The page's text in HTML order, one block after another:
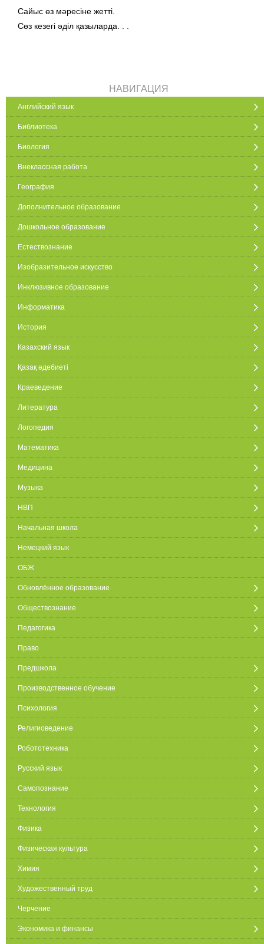
Сайыс өз мәресіне жетті.
Сөз кезегі әділ қазыларда. . .
НАВИГАЦИЯ
Английский язык
Библиотека
Биология
Внеклассная работа
География
Дополнительное образование
Дошкольное образование
Естествознание
Изобразительное искусство
Инклюзивное образование
Информатика
История
Казахский язык
Қазақ әдебиеті
Краеведение
Литература
Логопедия
Математика
Медицина
Музыка
НВП
Начальная школа
Немецкий язык
ОБЖ
Обновлённое образование
Обществознание
Педагогика
Право
Предшкола
Производственное обучение
Психология
Религиоведение
Робототехника
Русский язык
Самопознание
Технология
Физика
Физическая культура
Химия
Художественный труд
Черчение
Экономика и финансы